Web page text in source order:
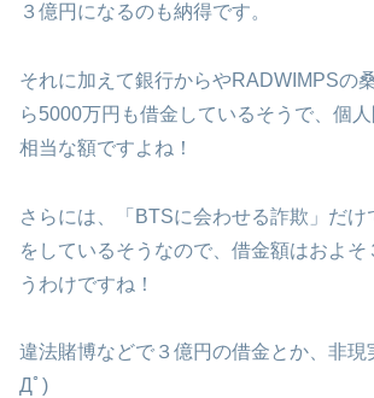
３億円になるのも納得です。
それに加えて銀行からやRADWIMPSの
ら5000万円も借金しているそうで、個
相当な額ですよね！
さらには、「BTSに会わせる詐欺」だけ
をしているそうなので、借金額はおよそ
うわけですね！
違法賭博などで３億円の借金とか、非現
Дﾟ)